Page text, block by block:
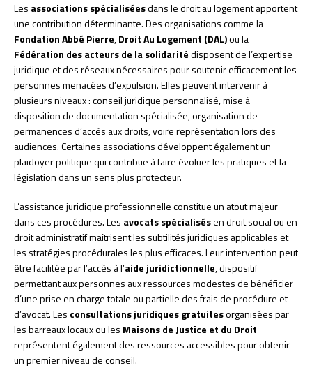
Les associations spécialiséesdans le droit au logement apportent
une contribution déterminante. Des organisations comme la
Fondation Abbé Pierre,Droit Au Logement (DAL)ou la
Fédération des acteurs de la solidaritédisposent de l’expertise
juridique et des réseaux nécessaires pour soutenir efficacement les
personnes menacées d’expulsion. Elles peuvent intervenir à
plusieurs niveaux : conseil juridique personnalisé, mise à
disposition de documentation spécialisée, organisation de
permanences d’accès aux droits, voire représentation lors des
audiences. Certaines associations développent également un
plaidoyer politique qui contribue à faire évoluer les pratiques et la
législation dans un sens plus protecteur.
L’assistance juridique professionnelle constitue un atout majeur
dans ces procédures. Les avocats spécialisésen droit social ou en
droit administratif maîtrisent les subtilités juridiques applicables et
les stratégies procédurales les plus efficaces. Leur intervention peut
être facilitée par l’accès à l’aide juridictionnelle, dispositif
permettant aux personnes aux ressources modestes de bénéficier
d’une prise en charge totale ou partielle des frais de procédure et
d’avocat. Les consultations juridiques gratuitesorganisées par
les barreaux locaux ou les Maisons de Justice et du Droit
représentent également des ressources accessibles pour obtenir
un premier niveau de conseil.